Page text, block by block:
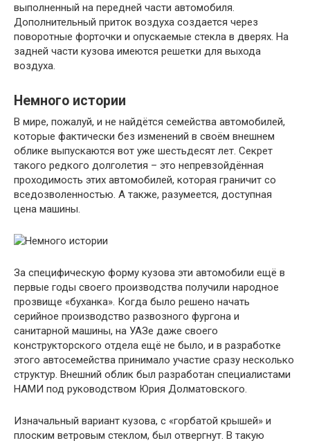
выполненный на передней части автомобиля.
Дополнительный приток воздуха создается через
поворотные форточки и опускаемые стекла в дверях. На
задней части кузова имеются решетки для выхода
воздуха.
Немного истории
В мире, пожалуй, и не найдётся семейства автомобилей,
которые фактически без изменений в своём внешнем
облике выпускаются вот уже шестьдесят лет. Секрет
такого редкого долголетия – это непревзойдённая
проходимость этих автомобилей, которая граничит со
вседозволенностью. А также, разумеется, доступная
цена машины.
За специфическую форму кузова эти автомобили ещё в
первые годы своего производства получили народное
прозвище «буханка». Когда было решено начать
серийное производство развозного фургона и
санитарной машины, на УАЗе даже своего
конструкторского отдела ещё не было, и в разработке
этого автосемейства принимало участие сразу несколько
структур. Внешний облик был разработан специалистами
НАМИ под руководством Юрия Долматовского.
Изначальный вариант кузова, с «горбатой крышей» и
плоским ветровым стеклом, был отвергнут. В такую